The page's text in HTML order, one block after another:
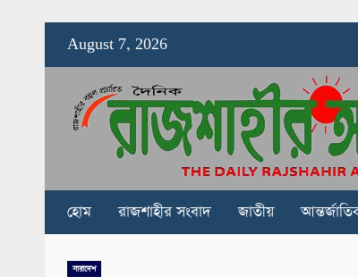
August 7, 2026
হোম রাজশাহীর সংবাদ জাতীয়
সারাদেশ